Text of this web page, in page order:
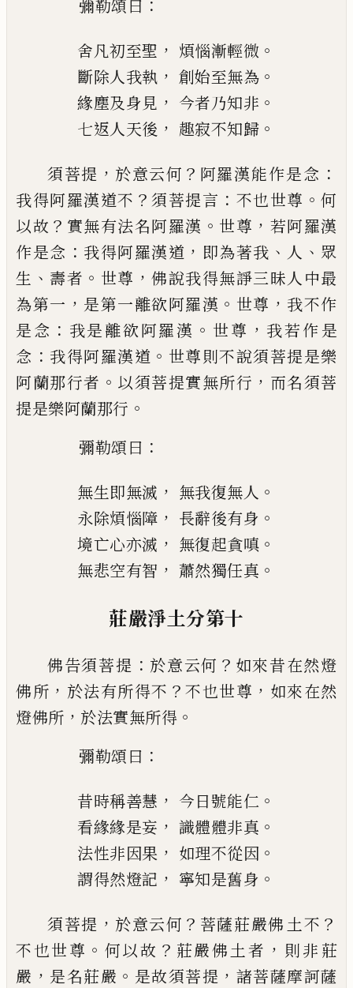
彌勒頌曰 ：
舍凡初至聖 ， 煩惱漸輕微 。
斷除人我執 ， 創始至無為 。
緣塵及身見 ， 今者乃知非 。
七返人天後 ， 趣寂不知歸 。
須菩提 ， 於意云何 ？ 阿羅漢能作是念 ：
我得阿羅漢道不 ？ 須菩提言 ： 不也世尊 。 何
以故 ？ 實無有法名阿羅漢 。 世尊 ， 若阿羅漢
作是念 ： 我得阿羅漢道 ， 即為著我 、 人 、 眾
生 、 壽者 。 世尊 ， 佛說我得無諍三昧人中最
為第一 ， 是第一離欲阿羅漢 。 世尊 ， 我不作
是念 ： 我是離欲阿羅漢 。 世尊 ， 我若作是
念 ： 我得阿羅漢道 。 世尊則不說須菩提是樂
阿蘭那行者 。 以須菩提實無所行 ， 而名須菩
提是樂阿蘭那行 。
彌勒頌曰 ：
無生即無滅 ， 無我復無人 。
永除煩惱障 ， 長辭後有身 。
境亡心亦滅 ， 無復起貪嗔 。
無悲空有智 ， 蕭然獨任真 。
莊嚴淨土分第十
佛告須菩提 ： 於意云何 ？ 如來昔在然燈
佛所 ， 於法有所得不 ？ 不也世尊 ， 如來在然
燈佛所 ， 於法實無所得 。
彌勒頌曰 ：
昔時稱善慧 ， 今日號能仁 。
看緣緣是妄 ， 識體體非真 。
法性非因果 ， 如理不從因 。
謂得然燈記 ， 寧知是舊身 。
須菩提 ， 於意云何 ？ 菩薩莊嚴佛 土不 ？
不也世尊 。 何以故 ？ 莊嚴佛土者 ， 則非莊
嚴 ， 是名莊嚴 。 是故須菩提 ， 諸菩薩摩訶薩